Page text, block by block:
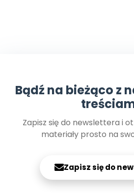
Bądź na bieżąco z
Zapisz się do newslettera i
materiały prosto na
Zapisz się do